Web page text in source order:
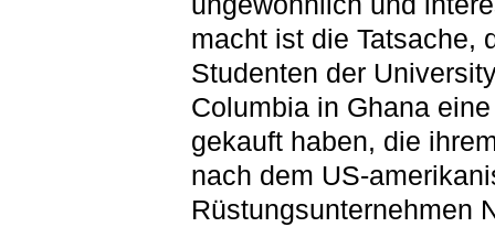
macht ist die Tatsache,
Studenten der
Columbia in Ghana
gekauft haben, die
nach dem US-
Rüstungsunternehmen